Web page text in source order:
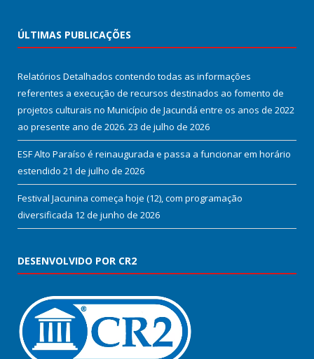
ÚLTIMAS PUBLICAÇÕES
Relatórios Detalhados contendo todas as informações
referentes a execução de recursos destinados ao fomento de
projetos culturais no Município de Jacundá entre os anos de 2022
ao presente ano de 2026. 23 de julho de 2026
ESF Alto Paraíso é reinaugurada e passa a funcionar em horário
estendido 21 de julho de 2026
Festival Jacunina começa hoje (12), com programação
diversificada 12 de junho de 2026
DESENVOLVIDO POR CR2